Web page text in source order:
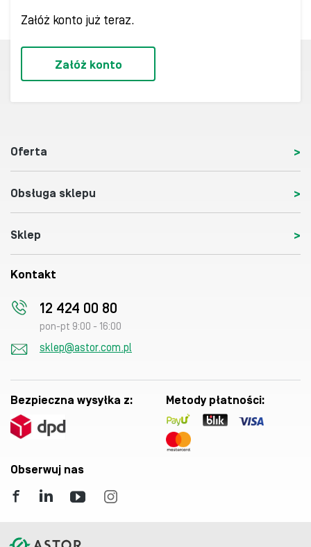
Załóż konto już teraz.
Załóż konto
Oferta
Obsługa sklepu
Sklep
Kontakt
12 424 00 80
pon-pt 9:00 - 16:00
sklep@astor.com.pl
Bezpieczna wysyłka z: Metody płatności:
Obserwuj nas